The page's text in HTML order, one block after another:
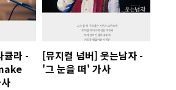
큘라 -
[뮤지컬 넘버] 웃는남자 -
'그 눈을 떠' 가사